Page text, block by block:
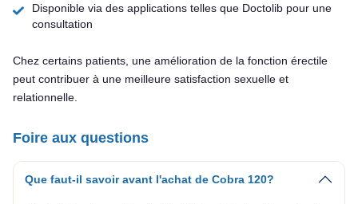
Disponible via des applications telles que Doctolib pour une
consultation
Chez certains patients, une amélioration de la fonction érectile
peut contribuer à une meilleure satisfaction sexuelle et
relationnelle.
Foire aux questions
Que faut-il savoir avant l'achat de Cobra 120?